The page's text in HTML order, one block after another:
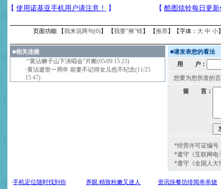
页面功能 【我来说两句(0)】 【我要“揪”错】 【推荐】【字体： 大 中 小
■相关连接
·“黄沾狮子山下演唱会”片断(05/09 15:23)
·黄沾逝世一周年 前妻不记得女儿也不纪念(11/25
15:47)
■请发表您的看法
用 户：
您要为您所发的
留 言：
*经营许可证编号
*遵守《互联网电
*遵守《全国人大
你太多，只有给你五千万